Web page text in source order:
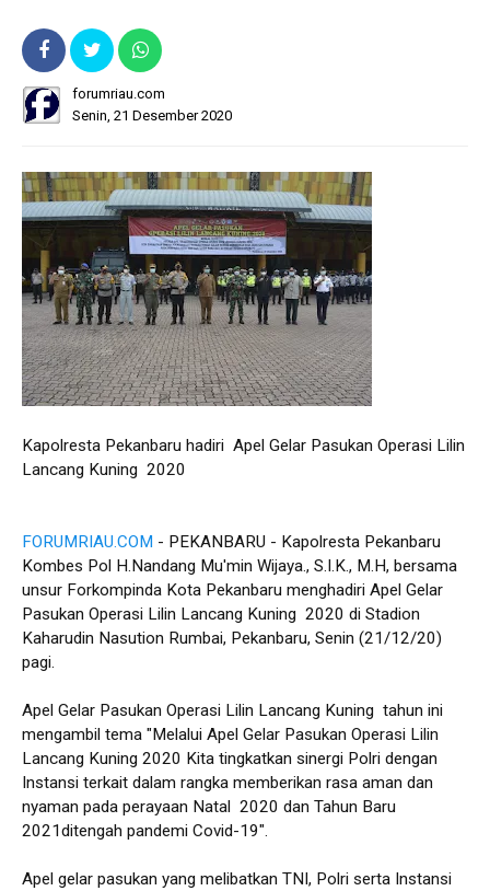
forumriau.com
Senin, 21 Desember 2020
Kapolresta Pekanbaru hadiri Apel Gelar Pasukan Operasi Lilin
Lancang Kuning 2020
FORUMRIAU.COM - PEKANBARU - Kapolresta Pekanbaru
Kombes Pol H.Nandang Mu'min Wijaya., S.I.K., M.H, bersama
unsur Forkompinda Kota Pekanbaru menghadiri Apel Gelar
Pasukan Operasi Lilin Lancang Kuning 2020 di Stadion
Kaharudin Nasution Rumbai, Pekanbaru, Senin (21/12/20)
pagi.
Apel Gelar Pasukan Operasi Lilin Lancang Kuning tahun ini
mengambil tema "Melalui Apel Gelar Pasukan Operasi Lilin
Lancang Kuning 2020 Kita tingkatkan sinergi Polri dengan
Instansi terkait dalam rangka memberikan rasa aman dan
nyaman pada perayaan Natal 2020 dan Tahun Baru
2021ditengah pandemi Covid-19".
Apel gelar pasukan yang melibatkan TNI, Polri serta Instansi